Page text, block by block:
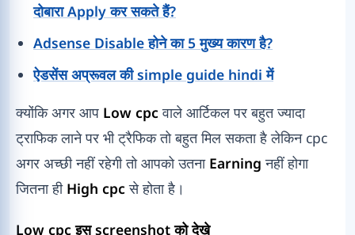
दोबारा Apply कर सकते हैं?
Adsense Disable होने का 5 मुख्य कारण है?
ऐडसेंस अप्रूवल की simple guide hindi में
क्योंकि अगर आप Low cpc वाले आर्टिकल पर बहुत ज्यादा
ट्राफिक लाने पर भी ट्रैफिक तो बहुत मिल सकता है लेकिन cpc
अगर अच्छी नहीं रहेगी तो आपको उतना Earningनहीं होगा
जितना ही High cpcसे होता है।
Low cpc इस screenshot को देखे